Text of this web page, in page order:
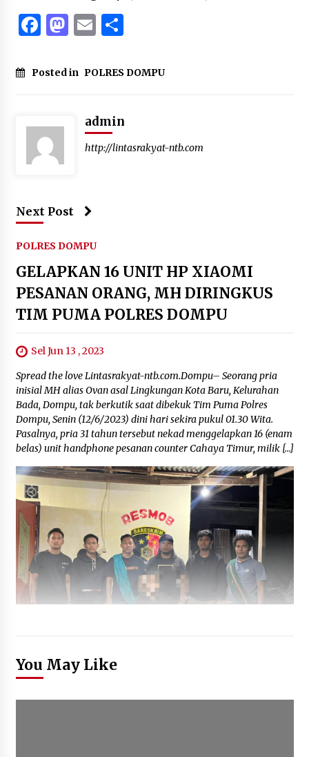
Facebook
Mastodon
EmailShare
Posted in POLRES DOMPU
admin
http://lintasrakyat-ntb.com
Next Post
POLRES DOMPU
GELAPKAN 16 UNIT HP XIAOMI
PESANAN ORANG, MH DIRINGKUS
TIM PUMA POLRES DOMPU
Sel Jun 13 , 2023
Spread the love Lintasrakyat-ntb.com.Dompu– Seorang pria
inisial MH alias Ovan asal Lingkungan Kota Baru, Kelurahan
Bada, Dompu, tak berkutik saat dibekuk Tim Puma Polres
Dompu, Senin (12/6/2023) dini hari sekira pukul 01.30 Wita.
Pasalnya, pria 31 tahun tersebut nekad menggelapkan 16 (enam
belas) unit handphone pesanan counter Cahaya Timur, milik […]
You May Like